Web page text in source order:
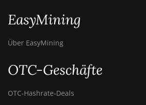
EasyMining
Über EasyMining
OTC-Geschäfte
OTC‑Hashrate‑Deals